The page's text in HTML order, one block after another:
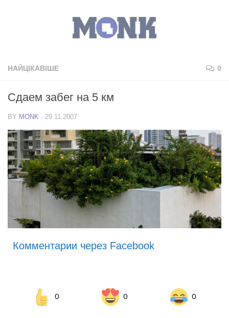
НАЙЦІКАВІШЕ 0
Сдаем забег на 5 км
BY MONK · 29.11.2007
Комментарии через Facebook
0 0 0